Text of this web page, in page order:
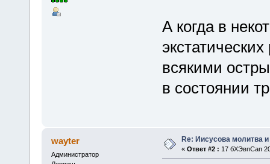
А когда в
всякими
в состоянии
wayter
Администратор
Re: Иисусова молитва
« Ответ #2 : 17 бХЭвпСап